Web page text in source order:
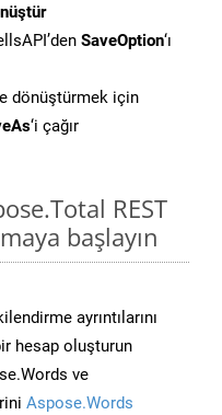
SaveOption‘ı
dönüştürmek için
‘i çağır
REST
başlayın
ayrıntılarını
hesap oluşturun
ve
Aspose.Words